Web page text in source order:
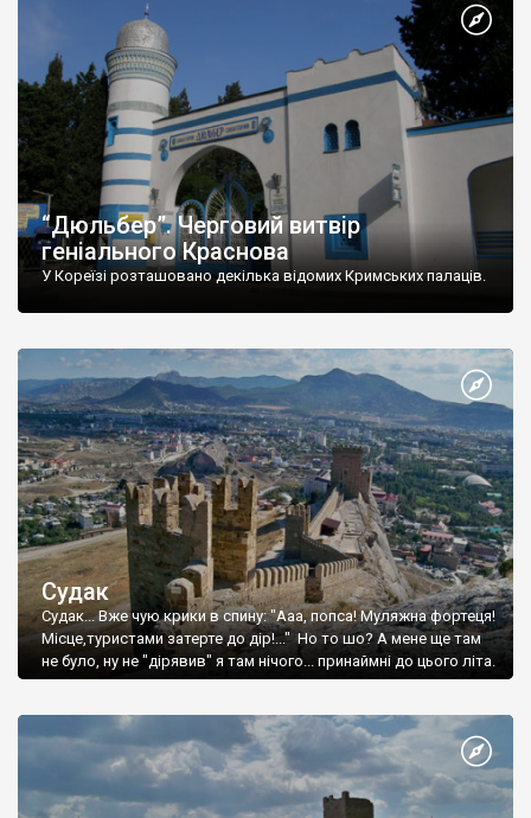
“Дюльбер”. Черговий витвір
геніального Краснова
У Кореїзі розташовано декілька відомих Кримських палаців.
Судак
Судак... Вже чую крики в спину: "Ааа, попса! Муляжна фортеця!
Місце,туристами затерте до дір!..." Но то шо? А мене ще там
не було, ну не "дірявив" я там нічого... принаймні до цього літа.